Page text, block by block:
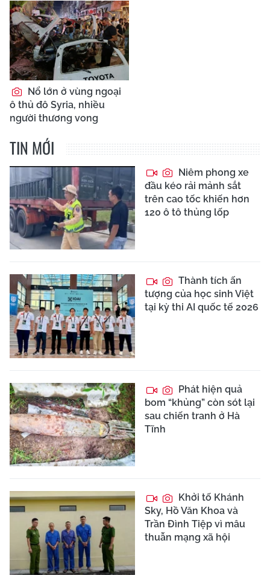
Nổ lớn ở vùng ngoại
ô thủ đô Syria, nhiều
người thương vong
TIN MỚI
Niêm phong xe
đầu kéo rải mảnh sắt
trên cao tốc khiến hơn
120 ô tô thủng lốp
Thành tích ấn
tượng của học sinh Việt
tại kỳ thi AI quốc tế 2026
Phát hiện quả
bom “khủng” còn sót lại
sau chiến tranh ở Hà
Tĩnh
Khởi tố Khánh
Sky, Hồ Văn Khoa và
Trần Đình Tiệp vì mâu
thuẫn mạng xã hội